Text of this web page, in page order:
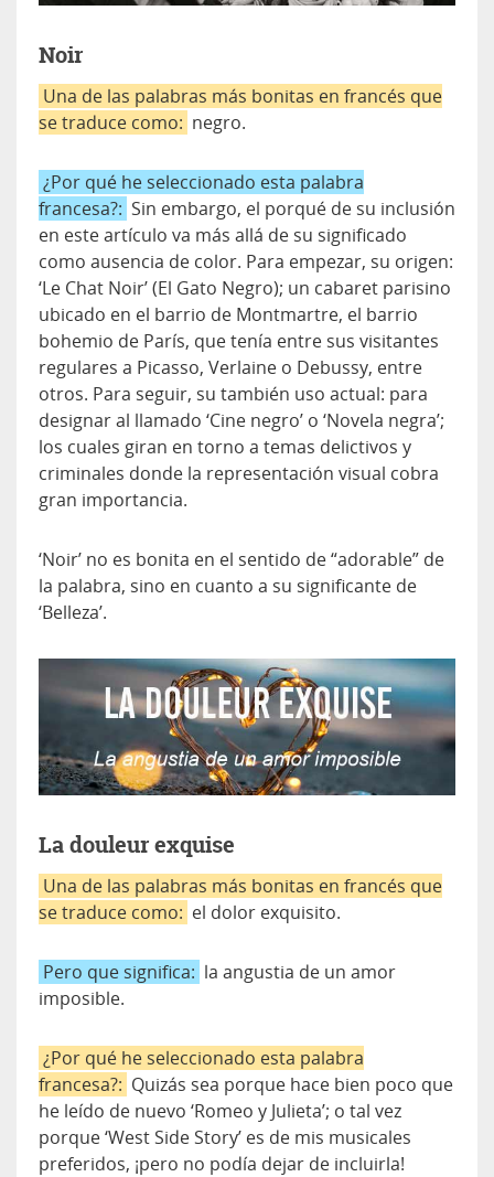
Noir
Una de las palabras más bonitas en francés que
se traduce como: negro.
¿Por qué he seleccionado esta palabra
francesa?: Sin embargo, el porqué de su inclusión
en este artículo va más allá de su significado
como ausencia de color. Para empezar, su origen:
‘Le Chat Noir’ (El Gato Negro); un cabaret parisino
ubicado en el barrio de Montmartre, el barrio
bohemio de París, que tenía entre sus visitantes
regulares a Picasso, Verlaine o Debussy, entre
otros. Para seguir, su también uso actual: para
designar al llamado ‘Cine negro’ o ‘Novela negra’;
los cuales giran en torno a temas delictivos y
criminales donde la representación visual cobra
gran importancia.
‘Noir’ no es bonita en el sentido de “adorable” de
la palabra, sino en cuanto a su significante de
‘Belleza’.
La douleur exquise
Una de las palabras más bonitas en francés que
se traduce como: el dolor exquisito.
Pero que significa: la angustia de un amor
imposible.
¿Por qué he seleccionado esta palabra
francesa?: Quizás sea porque hace bien poco que
he leído de nuevo ‘Romeo y Julieta’; o tal vez
porque ‘West Side Story’ es de mis musicales
preferidos, ¡pero no podía dejar de incluirla!